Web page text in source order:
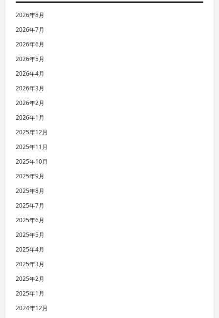
2026年8月
2026年7月
2026年6月
2026年5月
2026年4月
2026年3月
2026年2月
2026年1月
2025年12月
2025年11月
2025年10月
2025年9月
2025年8月
2025年7月
2025年6月
2025年5月
2025年4月
2025年3月
2025年2月
2025年1月
2024年12月